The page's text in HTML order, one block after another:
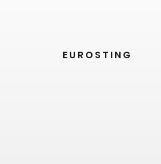
EUROSTING